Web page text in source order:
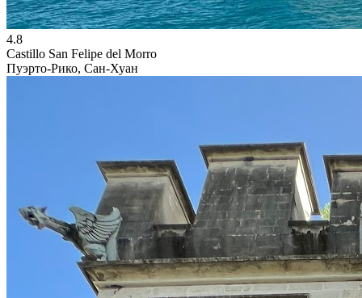
4.8
Castillo San Felipe del Morro
Пуэрто-Рико, Сан-Хуан